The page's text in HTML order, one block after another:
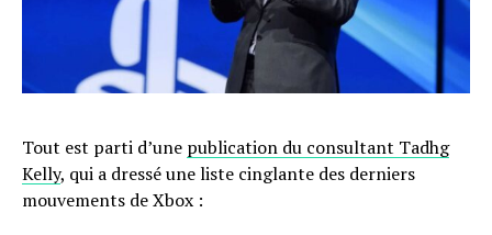
Tout est parti d’une publication du consultant Tadhg
Kelly, qui a dressé une liste cinglante des derniers
mouvements de Xbox :